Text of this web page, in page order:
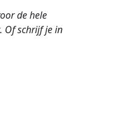
de hele
Of schrijf je in